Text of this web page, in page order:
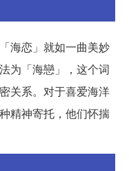
海恋」就如一曲美妙
为「海戀」，这个词
关系。对于喜爱海洋
精神寄托，他们怀揣